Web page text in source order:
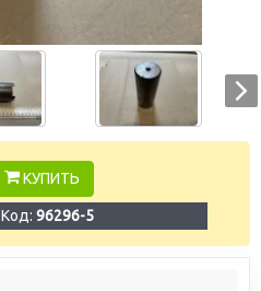
КУПИТЬ
Код: 96296-5